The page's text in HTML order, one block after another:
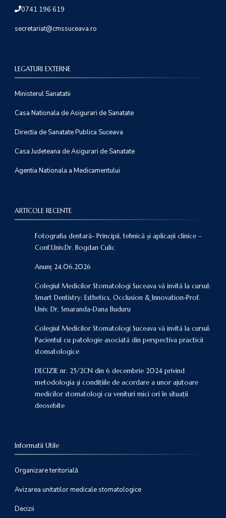
0741 196 619
secretariat@cmssuceava.ro
LEGATURI EXTERNE
Ministerul Sanatatii
Casa Nationala de Asigurari de Sanatate
Directia de Sanatate Publica Suceava
Casa Judeteana de Asigurari de Sanatate
Agentia Nationala a Medicamentului
ARTICOLE RECENTE
Fotografia dentară- Principii, tehnică și aplicații clinice –
Conf.Univ.Dr. Bogdan Culic
Anunț 24.06.2026
Colegiul Medicilor Stomatologi Suceava vă invită la cursul:
Smart Dentistry: Esthetics, Occlusion & Innovation-Prof.
Univ. Dr. Smaranda-Dana Buduru
Colegiul Medicilor Stomatologi Suceava vă invită la cursul:
Pacientul cu patologie asociată din perspectiva practicii
stomatologice
DECIZIE nr. 25/2CN din 6 decembrie 2024 privind
metodologia şi condiţiile de acordare a unor ajutoare
medicilor stomatologi cu venituri mici ori în situaţii
deosebite
Informatii Utile
Organizare teritorială
Avizarea unitatilor medicale stomatologice
Decizii